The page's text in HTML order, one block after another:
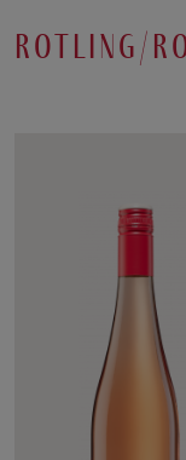
rotling/